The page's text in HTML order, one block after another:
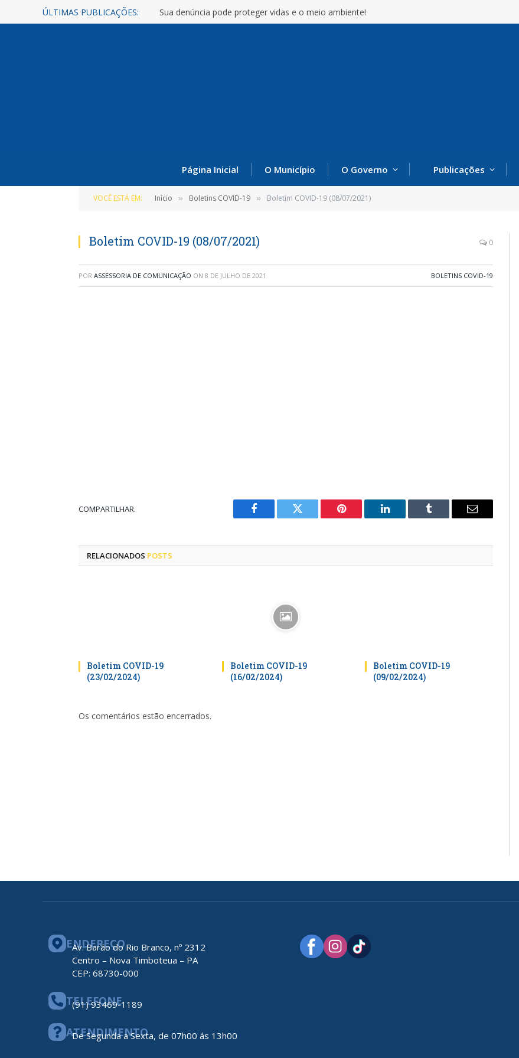
ÚLTIMAS PUBLICAÇÕES: Sua denúncia pode proteger vidas e o meio ambiente!
Página Inicial O Município O Governo Publicações
VOCÊ ESTÁ EM: Início » Boletins COVID-19 » Boletim COVID-19 (08/07/2021)
Boletim COVID-19 (08/07/2021) 0
POR ASSESSORIA DE COMUNICAÇÃO ON 8 DE JULHO DE 2021 BOLETINS COVID-19
COMPARTILHAR.
Facebook Twitter Pinterest LinkedIn Tumblr
E-
RELACIONADOS POSTS
Boletim COVID-19
(23/02/2024)
Boletim COVID-19
(16/02/2024)
Boletim COVID-19
(09/02/2024)
Os comentários estão encerrados.
ENDEREÇO
Av. Barão do Rio Branco, nº 2312
Centro – Nova Timboteua – PA
CEP: 68730-000
TELEFONE
(91) 93469-1189
ATENDIMENTO
De Segunda a Sexta, de 07h00 ás 13h00